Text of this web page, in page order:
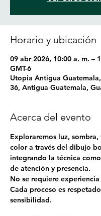
Horario y ubicación
09 abr 2026, 10:00 a. m. –
GMT-6
Utopia Antigua
36, Antigua Guatemala,
Acerca del evento
Exploraremos luz, sombra,
color a través del dibujo
integrando la técnica
de atención y presencia.
No se requiere
Cada proceso es
sensibilidad.